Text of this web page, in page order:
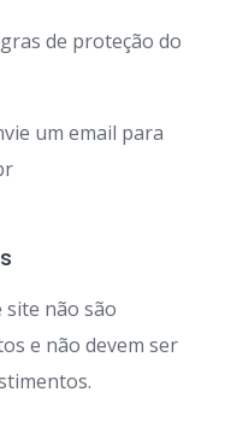
de proteção do
um email para
site não são
e não devem ser